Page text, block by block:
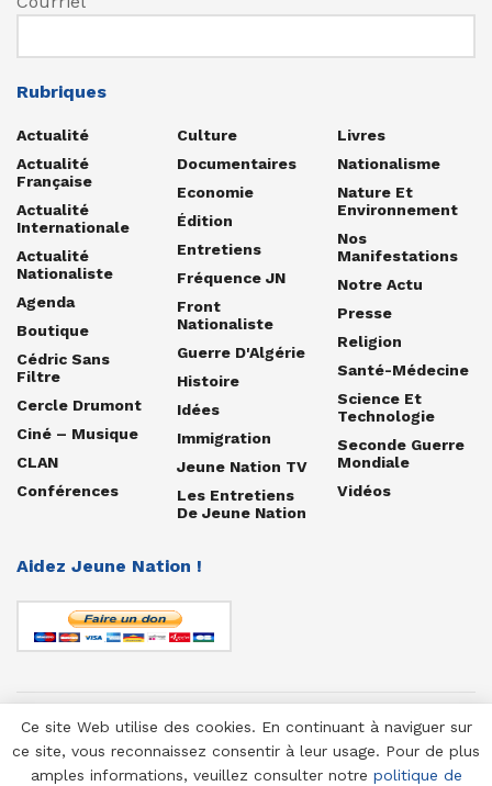
Rubriques
Actualité
Actualité
Française
Actualité
Internationale
Actualité
Nationaliste
Agenda
Boutique
Cédric Sans
Filtre
Cercle Drumont
Ciné – Musique
CLAN
Conférences
Culture
Documentaires
Economie
Édition
Entretiens
Fréquence JN
Front
Nationaliste
Guerre D'Algérie
Histoire
Idées
Immigration
Jeune Nation TV
Les Entretiens
De Jeune Nation
Livres
Nationalisme
Nature Et
Environnement
Nos
Manifestations
Notre Actu
Presse
Religion
Santé-Médecine
Science Et
Technologie
Seconde Guerre
Mondiale
Vidéos
Aidez Jeune Nation !
© 1958-2025 Jeune Nation
Ce site Web utilise des cookies. En continuant à naviguer sur
ce site, vous reconnaissez consentir à leur usage. Pour de plus
amples informations, veuillez consulter notre politique de